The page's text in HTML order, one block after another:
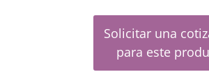
Solicitar una
para este